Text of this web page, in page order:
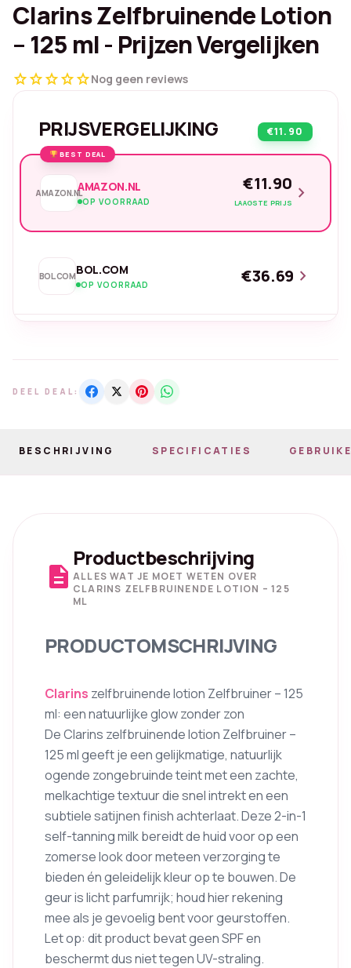
Clarins Zelfbruinende Lotion
– 125 ml - Prijzen Vergelijken
starstarstarstarstarNog geen reviews
PRIJSVERGELIJKING €11.90
BEST DEAL
AMAZON.NLAMAZON.NL
OP VOORRAAD
€11.90
LAAGSTE PRIJS chevron_right
BOL.COMBOL.COM
OP VOORRAAD €36.69 chevron_right
DEEL DEAL:
BESCHRIJVING SPECIFICATIES
description
Productbeschrijving
ALLES WAT JE MOET WETEN OVER
CLARINS ZELFBRUINENDE LOTION – 125
ML
PRODUCTOMSCHRIJVING
Clarins zelfbruinende lotion Zelfbruiner – 125
ml: een natuurlijke glow zonder zon
De Clarins zelfbruinende lotion Zelfbruiner –
125 ml geeft je een gelijkmatige, natuurlijk
ogende zongebruinde teint met een zachte,
melkachtige textuur die snel intrekt en een
subtiele satijnen finish achterlaat. Deze 2-in-1
self-tanning milk bereidt de huid voor op een
zomerse look door meteen verzorging te
bieden én geleidelijk kleur op te bouwen. De
geur is licht parfumrijk; houd hier rekening
mee als je gevoelig bent voor geurstoffen.
Let op: dit product bevat geen SPF en
beschermt dus niet tegen UV-straling.